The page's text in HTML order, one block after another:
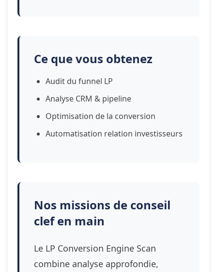
Ce que vous obtenez
Audit du funnel LP
Analyse CRM & pipeline
Optimisation de la conversion
Automatisation relation investisseurs
Nos missions de conseil
clef en main
Le LP Conversion Engine Scan
combine analyse approfondie,